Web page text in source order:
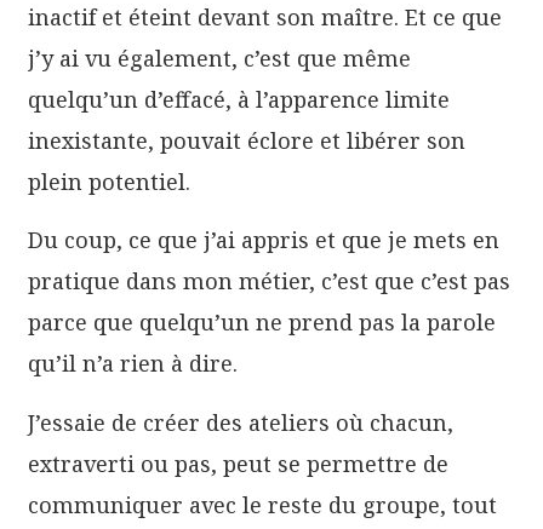
inactif et éteint devant son maître. Et ce que
j’y ai vu également, c’est que même
quelqu’un d’effacé, à l’apparence limite
inexistante, pouvait éclore et libérer son
plein potentiel.
Du coup, ce que j’ai appris et que je mets en
pratique dans mon métier, c’est que c’est pas
parce que quelqu’un ne prend pas la parole
qu’il n’a rien à dire.
J’essaie de créer des ateliers où chacun,
extraverti ou pas, peut se permettre de
communiquer avec le reste du groupe, tout